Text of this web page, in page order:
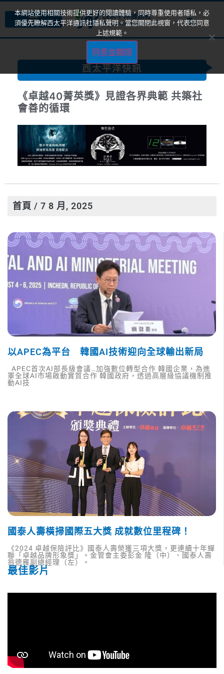
西太平洋快訊
《卓越40菁英獎》見證各界典範 共築社
會善的循環
首頁 / 7 8 月, 2025
以APEC為平台 韓國AI技術迎向全球輸出新局
APEC首次AI部長級會議…加強數位轉型合作 韓國企業，為進
軍全球AI市場啟動實質合作 韓國政府，透過高層級協議機制推
動AI技
國泰人壽橫掃國際五大獎 成就數位里程碑！
《2024 卓越保險評比》國泰人壽榮獲三項大獎，更連續十年蟬
聯「卓越品牌形象獎」。金管會主委彭金 隆（中）、國泰人壽
翁德雁副總經理（左）。
最佳影片
本網站使用相關技術提供更好的閱讀體驗，同時尊重使用者隱私，必
須優先瞭解西太平洋通訊社隱私聲明。當您關閉此視窗，代表您同意
上述規範。
同意並關閉